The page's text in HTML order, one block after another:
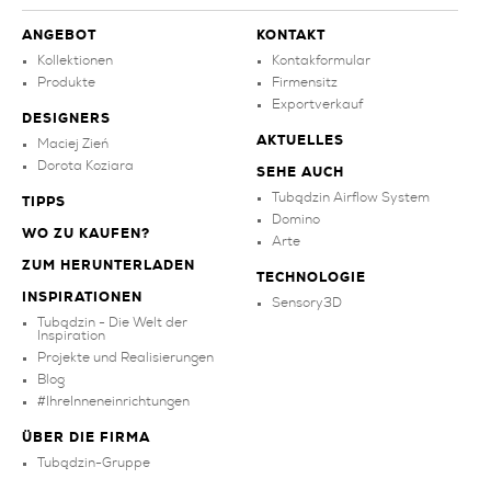
ANGEBOT
Kollektionen
Produkte
DESIGNERS
Maciej Zień
Dorota Koziara
TIPPS
WO ZU KAUFEN?
ZUM HERUNTERLADEN
INSPIRATIONEN
Tubądzin - Die Welt der
Inspiration
Projekte und Realisierungen
Blog
#IhreInneneinrichtungen
ÜBER DIE FIRMA
Tubądzin-Gruppe
KONTAKT
Kontakformular
Firmensitz
Exportverkauf
AKTUELLES
SEHE AUCH
Tubądzin Airflow System
Domino
Arte
TECHNOLOGIE
Sensory3D